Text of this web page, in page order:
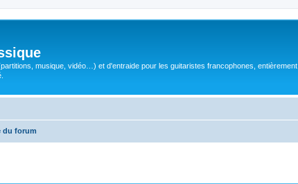
musique, vidéo…) et d'entraide pour les guitaristes francophones, entièrement
du forum